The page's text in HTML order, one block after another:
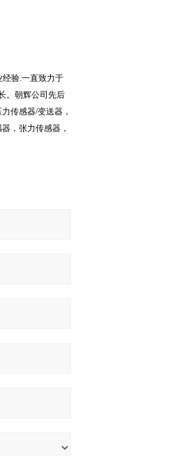
经验.一直致力于
。朝辉公司先后
力传感器/变送器，
，张力传感器，